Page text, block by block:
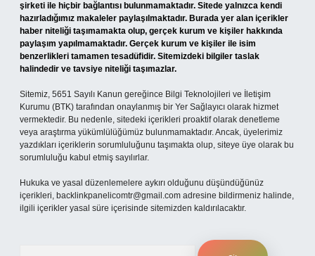
şirketi ile hiçbir bağlantısı bulunmamaktadır. Sitede yalnızca kendi
hazırladığımız makaleler paylaşılmaktadır. Burada yer alan içerikler
haber niteliği taşımamakta olup, gerçek kurum ve kişiler hakkında
paylaşım yapılmamaktadır. Gerçek kurum ve kişiler ile isim
benzerlikleri tamamen tesadüfidir. Sitemizdeki bilgiler taslak
halindedir ve tavsiye niteliği taşımazlar.
Sitemiz, 5651 Sayılı Kanun gereğince Bilgi Teknolojileri ve İletişim
Kurumu (BTK) tarafından onaylanmış bir Yer Sağlayıcı olarak hizmet
vermektedir. Bu nedenle, sitedeki içerikleri proaktif olarak denetleme
veya araştırma yükümlülüğümüz bulunmamaktadır. Ancak, üyelerimiz
yazdıkları içeriklerin sorumluluğunu taşımakta olup, siteye üye olarak bu
sorumluluğu kabul etmiş sayılırlar.
Hukuka ve yasal düzenlemelere aykırı olduğunu düşündüğünüz
içerikleri, backlinkpanelicomtr@gmail.com adresine bildirmeniz halinde,
ilgili içerikler yasal süre içerisinde sitemizden kaldırılacaktır.